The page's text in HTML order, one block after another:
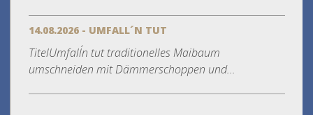
14.08.2026 - UMFALL´N TUT
TitelUmfall´n tut traditionelles Maibaum
umschneiden mit Dämmerschoppen und...